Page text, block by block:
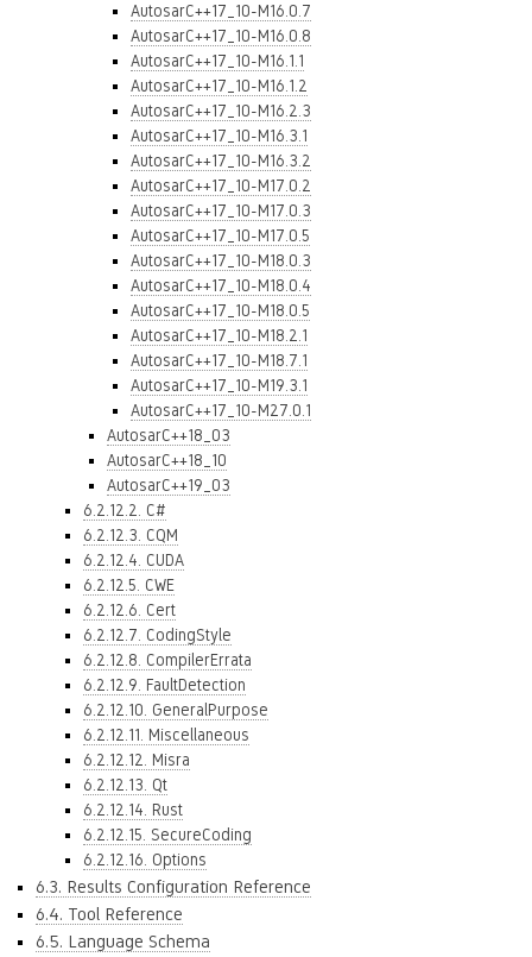
AutosarC++17_10-M16.0.7
AutosarC++17_10-M16.0.8
AutosarC++17_10-M16.1.1
AutosarC++17_10-M16.1.2
AutosarC++17_10-M16.2.3
AutosarC++17_10-M16.3.1
AutosarC++17_10-M16.3.2
AutosarC++17_10-M17.0.2
AutosarC++17_10-M17.0.3
AutosarC++17_10-M17.0.5
AutosarC++17_10-M18.0.3
AutosarC++17_10-M18.0.4
AutosarC++17_10-M18.0.5
AutosarC++17_10-M18.2.1
AutosarC++17_10-M18.7.1
AutosarC++17_10-M19.3.1
AutosarC++17_10-M27.0.1
AutosarC++18_03
AutosarC++18_10
AutosarC++19_03
6.2.12.2. C#
6.2.12.3. CQM
6.2.12.4. CUDA
6.2.12.5. CWE
6.2.12.6. Cert
6.2.12.7. CodingStyle
6.2.12.8. CompilerErrata
6.2.12.9. FaultDetection
6.2.12.10. GeneralPurpose
6.2.12.11. Miscellaneous
6.2.12.12. Misra
6.2.12.13. Qt
6.2.12.14. Rust
6.2.12.15. SecureCoding
6.2.12.16. Options
6.3. Results Configuration Reference
6.4. Tool Reference
6.5. Language Schema